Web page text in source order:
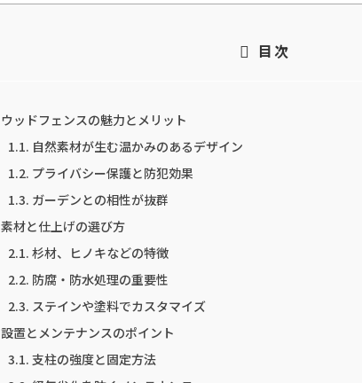
目次
ウッドフェンスの魅力とメリット
自然素材が生む温かみのあるデザイン
プライバシー保護と防犯効果
ガーデンとの相性が抜群
素材と仕上げの選び方
杉材、ヒノキなどの特徴
防腐・防水処理の重要性
ステインや塗料でカスタマイズ
設置とメンテナンスのポイント
支柱の強度と固定方法